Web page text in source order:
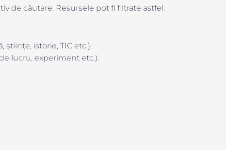
de căutare. Resursele pot fi filtrate astfel:
științe, istorie, TIC etc.);
lucru, experiment etc.).